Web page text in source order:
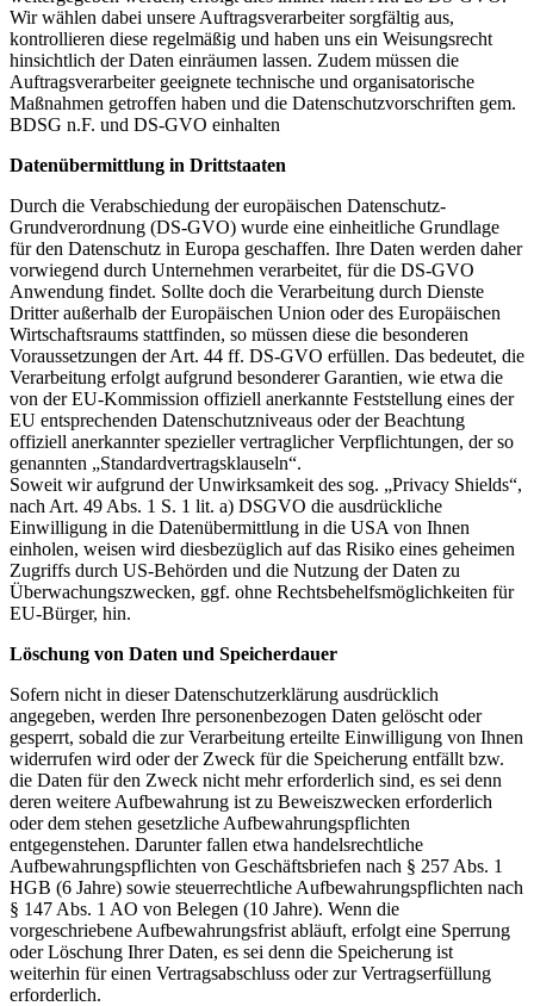
Wir wählen dabei unsere Auftragsverarbeiter sorgfältig aus,
kontrollieren diese regelmäßig und haben uns ein Weisungsrecht
hinsichtlich der Daten einräumen lassen. Zudem müssen die
Auftragsverarbeiter geeignete technische und organisatorische
Maßnahmen getroffen haben und die Datenschutzvorschriften gem.
BDSG n.F. und DS-GVO einhalten
Datenübermittlung in Drittstaaten
Durch die Verabschiedung der europäischen Datenschutz-
Grundverordnung (DS-GVO) wurde eine einheitliche Grundlage
für den Datenschutz in Europa geschaffen. Ihre Daten werden daher
vorwiegend durch Unternehmen verarbeitet, für die DS-GVO
Anwendung findet. Sollte doch die Verarbeitung durch Dienste
Dritter außerhalb der Europäischen Union oder des Europäischen
Wirtschaftsraums stattfinden, so müssen diese die besonderen
Voraussetzungen der Art. 44 ff. DS-GVO erfüllen. Das bedeutet, die
Verarbeitung erfolgt aufgrund besonderer Garantien, wie etwa die
von der EU-Kommission offiziell anerkannte Feststellung eines der
EU entsprechenden Datenschutzniveaus oder der Beachtung
offiziell anerkannter spezieller vertraglicher Verpflichtungen, der so
genannten „Standardvertragsklauseln“.
Soweit wir aufgrund der Unwirksamkeit des sog. „Privacy Shields“,
nach Art. 49 Abs. 1 S. 1 lit. a) DSGVO die ausdrückliche
Einwilligung in die Datenübermittlung in die USA von Ihnen
einholen, weisen wird diesbezüglich auf das Risiko eines geheimen
Zugriffs durch US-Behörden und die Nutzung der Daten zu
Überwachungszwecken, ggf. ohne Rechtsbehelfsmöglichkeiten für
EU-Bürger, hin.
Löschung von Daten und Speicherdauer
Sofern nicht in dieser Datenschutzerklärung ausdrücklich
angegeben, werden Ihre personenbezogen Daten gelöscht oder
gesperrt, sobald die zur Verarbeitung erteilte Einwilligung von Ihnen
widerrufen wird oder der Zweck für die Speicherung entfällt bzw.
die Daten für den Zweck nicht mehr erforderlich sind, es sei denn
deren weitere Aufbewahrung ist zu Beweiszwecken erforderlich
oder dem stehen gesetzliche Aufbewahrungspflichten
entgegenstehen. Darunter fallen etwa handelsrechtliche
Aufbewahrungspflichten von Geschäftsbriefen nach § 257 Abs. 1
HGB (6 Jahre) sowie steuerrechtliche Aufbewahrungspflichten nach
§ 147 Abs. 1 AO von Belegen (10 Jahre). Wenn die
vorgeschriebene Aufbewahrungsfrist abläuft, erfolgt eine Sperrung
oder Löschung Ihrer Daten, es sei denn die Speicherung ist
weiterhin für einen Vertragsabschluss oder zur Vertragserfüllung
erforderlich.